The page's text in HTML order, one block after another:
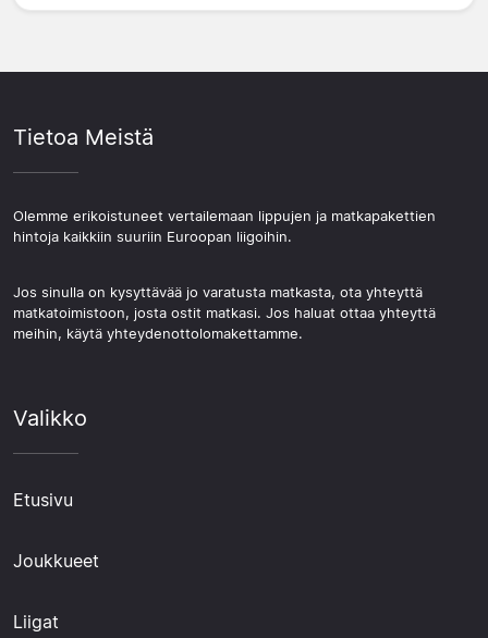
Tietoa Meistä
Olemme erikoistuneet vertailemaan lippujen ja matkapakettien
hintoja kaikkiin suuriin Euroopan liigoihin.
Jos sinulla on kysyttävää jo varatusta matkasta, ota yhteyttä
matkatoimistoon, josta ostit matkasi. Jos haluat ottaa yhteyttä
meihin, käytä yhteydenottolomakettamme.
Valikko
Etusivu
Joukkueet
Liigat